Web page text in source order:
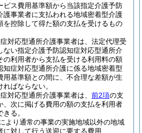
ビス費用基準額から当該指定介護予防
護事業者に支払われる地域密着型介護
を控除して得た額の支払を受けるもの
対応型通所介護事業者は、法定代理受
ない指定介護予防認知症対応型通所介
の利用者から支払を受ける利用料の額
知症対応型通所介護に係る地域密着型
用基準額との間に、不合理な差額が生
ばならない。
対応型通所介護事業者は、 前2項の支
、次に掲げる費用の額の支払を利用者
る。
より通常の事業の実施地域以外の地域
に対して行う送迎に要する費用